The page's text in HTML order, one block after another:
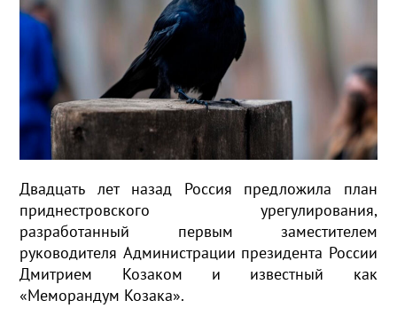
Двадцать лет назад Россия предложила план
приднестровского урегулирования,
разработанный первым заместителем
руководителя Администрации президента России
Дмитрием Козаком и известный как
«Меморандум Козака».